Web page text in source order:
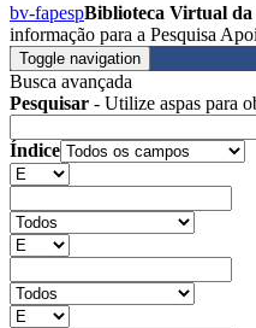
bv-fapespBiblioteca Virtual da
informação para a Pesquisa
Toggle navigation
Busca avançada
Pesquisar - Utilize aspas para
Índice